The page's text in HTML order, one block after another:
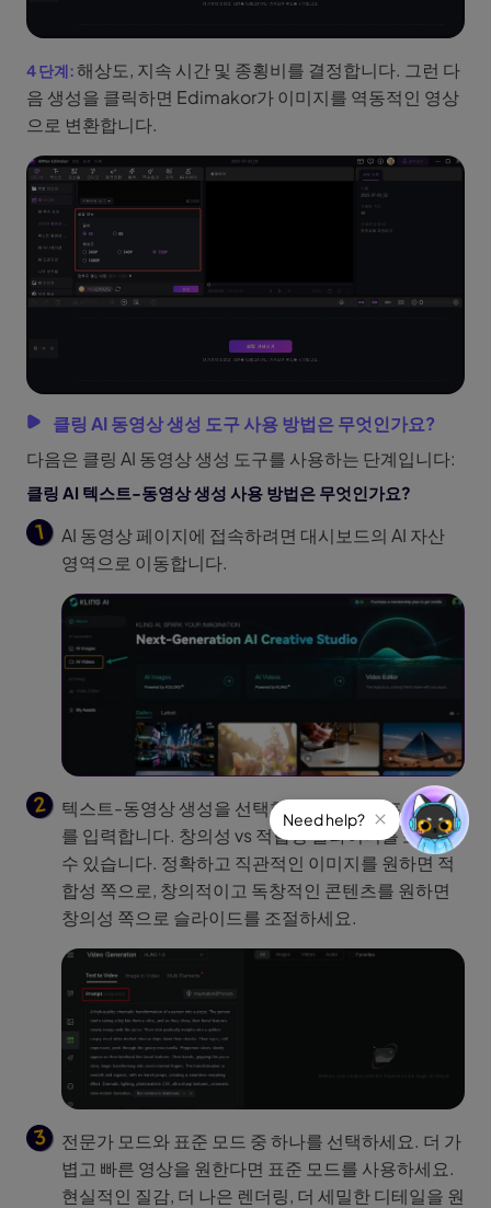
해상도, 지속 시간 및 종횡비를 결정합니다. 그런 다
음 생성을 클릭하면 Edimakor가 이미지를 역동적인 영상
으로 변환합니다.
클링 AI 동영상 생성 도구 사용 방법은 무엇인가요?
다음은 클링 AI 동영상 생성 도구를 사용하는 단계입니다:
클링 AI 텍스트-동영상 생성 사용 방법은 무엇인가요?
AI 동영상 페이지에 접속하려면 대시보드의 AI 자산
영역으로 이동합니다.
텍스트-동영상 생성을 선택한 후 창의적인 프롬프트
를 입력합니다. 창의성 vs 적합성 슬라이더를 조정할
수 있습니다. 정확하고 직관적인 이미지를 원하면 적
합성 쪽으로, 창의적이고 독창적인 콘텐츠를 원하면
창의성 쪽으로 슬라이드를 조절하세요.
전문가 모드와 표준 모드 중 하나를 선택하세요. 더 가
볍고 빠른 영상을 원한다면 표준 모드를 사용하세요.
현실적인 질감, 더 나은 렌더링, 더 세밀한 디테일을 원